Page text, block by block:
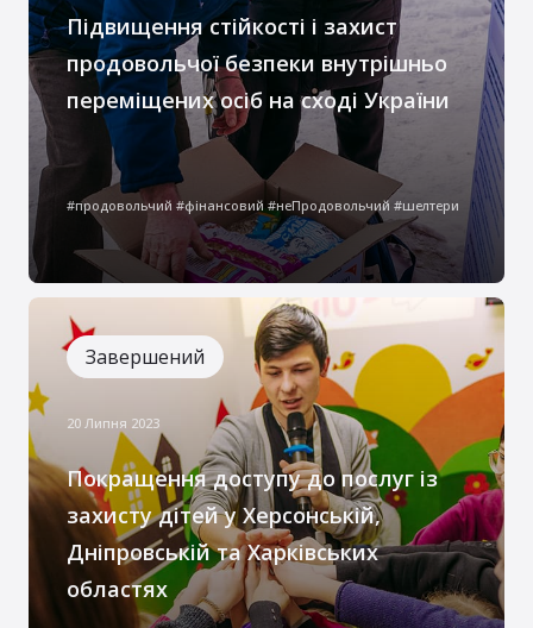
Підвищення стійкості і захист
продовольчої безпеки внутрішньо
переміщених осіб на сході України
Особи, що проживають на Сході та Півдні
України, мають термінові потреби у
нашій допомозі, оскільки вони щоденно
стикаються з важливими викликами,
пов’язаними з воєнними діями та
гуманітарною кризою, і найбільше
потребують нашої підтримки та
солідарності в цей непростий період
#продовольчий #фінансовий #неПродовольчий #шелтери
Завершений
20 Липня 2023
Покращення доступу до послуг із
захисту дітей у Херсонській,
Дніпровській та Харківських
областях